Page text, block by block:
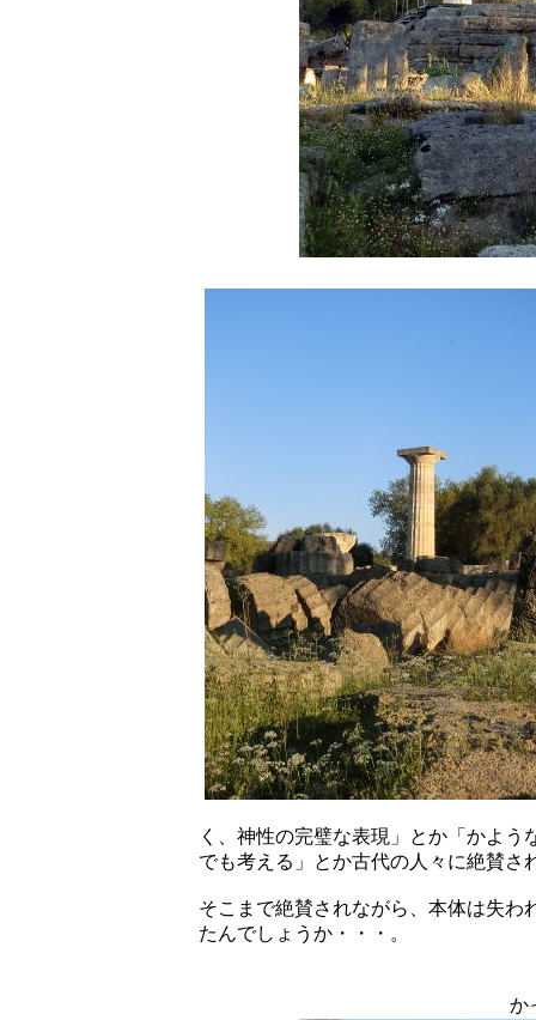
く、神性の完璧な表現」とか「かよ
でも考える」とか古代の人々に絶賛さ
そこまで絶賛されながら、本体は失わ
たんでしょうか・・・。
か